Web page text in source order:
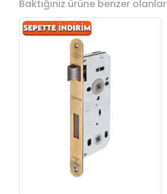
Baktığınız ürüne benzer olanlar